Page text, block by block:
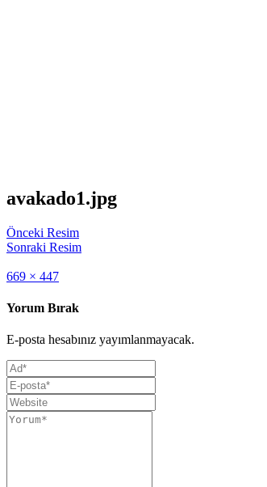
avakado1.jpg
Önceki Resim
Sonraki Resim
Full
669 × 447
Yorum Bırak
E-posta hesabınız yayımlanmayacak.